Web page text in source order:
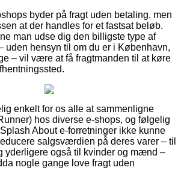
byder på fragt uden betaling, men
at der handles for et fastsat beløb.
man udse dig den billigste type af
uden hensyn til om du er i København,
– vil være at få fragtmanden til at køre
enkelt for os alle at sammenligne
hos diverse e-shops, og følgelig
About e-forretninger ikke kunne
salgsværdien på deres varer – til
yderligere også til kvinder og mænd –
nogle gange love fragt uden